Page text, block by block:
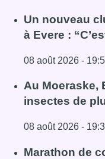
Un nouveau
à Evere :
08 août 2026 -
Lire l'article Un
Au Moeraske,
insectes de
08 août 2026 -
Lire l'article Au
Marathon de